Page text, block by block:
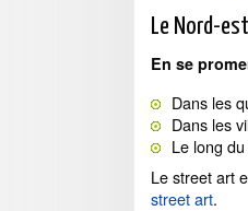
Le Nord-
En se
Dans les
Dans les
Le long
Le street art
street art.